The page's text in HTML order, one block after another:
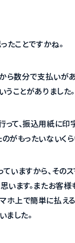
ったことですかね。
ら数分で支払いが
うことがありました。
て、振込用紙に印
がもったいないくら
いますから、その
います。またお客様
ホ上で簡単に払える
ました。